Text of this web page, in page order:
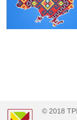
© 2018